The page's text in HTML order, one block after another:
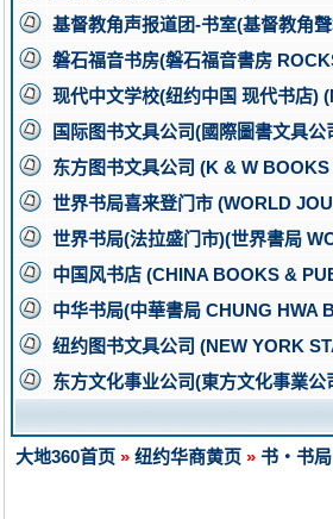
基督教角声报道团-书室(基督教角
磐石福音书房(磐石福音書房
现代中文学校(纽约中国 现代书店)
国际图书文具公司(國際圖書文具
东方图书文具公司 (K & W BOOKS
世界书局喜来登门市 (WORLD
世界书局(法拉盛门市)(世界書局
中国风书店 (CHINA BOOKS &
中华书局(中華書局 CHUNG HWA
纽约图书文具公司 (NEW YORK
东方文化事业公司(東方文化事業
大地360首页 » 纽约华商黄页 » 书・书局